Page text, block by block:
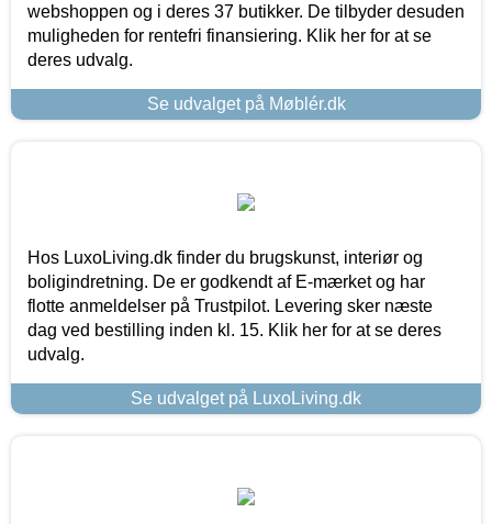
webshoppen og i deres 37 butikker. De tilbyder desuden
muligheden for rentefri finansiering. Klik her for at se
deres udvalg.
Se udvalget på Møblér.dk
Hos LuxoLiving.dk finder du brugskunst, interiør og
boligindretning. De er godkendt af E-mærket og har
flotte anmeldelser på Trustpilot. Levering sker næste
dag ved bestilling inden kl. 15. Klik her for at se deres
udvalg.
Se udvalget på LuxoLiving.dk